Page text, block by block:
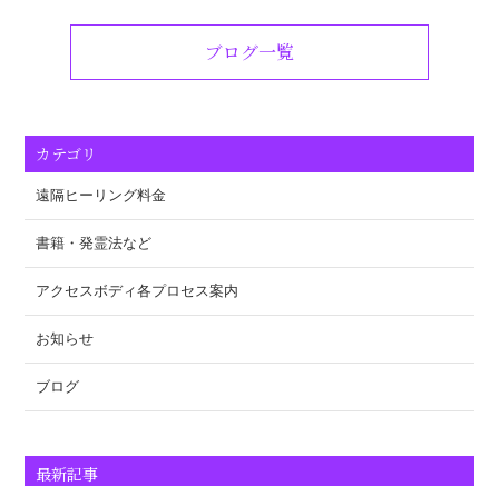
ブログ一覧
カテゴリ
遠隔ヒーリング料金
書籍・発霊法など
アクセスボディ各プロセス案内
お知らせ
ブログ
最新記事